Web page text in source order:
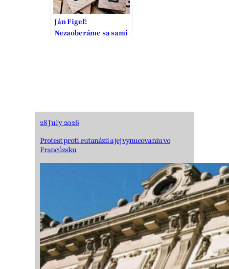
Ján Figeľ:
Nezaoberáme sa sami
28 July 2026
Protest proti eutanázii a jej vynucovaniu vo
Francúzsku